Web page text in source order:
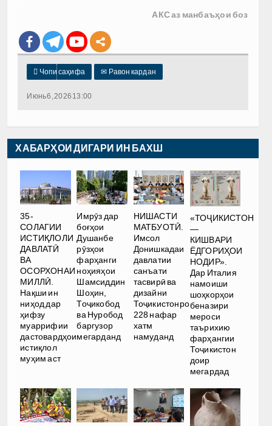
АКС аз манбаъҳои боз
 Чопи саҳифа ✉ Равон кардан
Июнь 6, 2026 13:00
ХАБАРҲОИ ДИГАРИ ИН БАХШ
35-
СОЛАГИИ
ИСТИҚЛОЛИ
ДАВЛАТӢ
ВА
ОСОРХОНАИ
МИЛЛӢ.
Нақши ин
ниҳод дар
ҳифзу
муаррифии
дастовардҳои
истиқлол
муҳим аст
Имрӯз дар
боғҳои
Душанбе
рӯзҳои
фарҳанги
ноҳияҳои
Шамсиддин
Шоҳин,
Тоҷикобод
ва Нуробод
баргузор
мегарданд
НИШАСТИ
МАТБУОТӢ.
Имсол
Донишкадаи
давлатии
санъати
тасвирӣ ва
дизайни
Тоҷикистонро
228 нафар
хатм
намуданд
«ТОҶИКИСТОН
—
КИШВАРИ
ЁДГОРИҲОИ
НОДИР».
Дар Италия
намоиши
шоҳкорҳои
беназири
мероси
таърихию
фарҳангии
Тоҷикистон
доир
мегардад